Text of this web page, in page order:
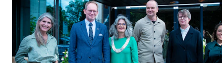
Etterutdanning og kurs
Talentutvikling
STUDENTLIV